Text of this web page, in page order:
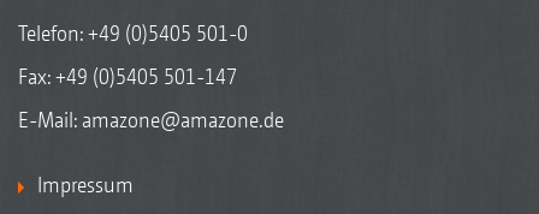
Telefon:+49 (0)5405 501-0
Fax: +49 (0)5405 501-147
E-Mail: amazone@amazone.de
Impressum